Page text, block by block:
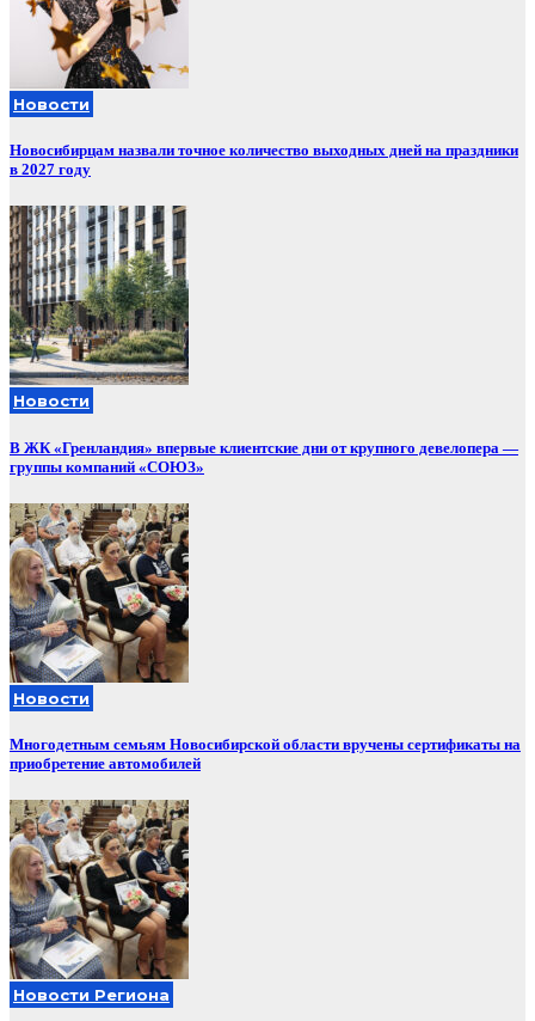
Новости
Новосибирцам назвали точное количество выходных дней на праздники
в 2027 году
Новости
В ЖК «Гренландия» впервые клиентские дни от крупного девелопера —
группы компаний «СОЮЗ»
Новости
Многодетным семьям Новосибирской области вручены сертификаты на
приобретение автомобилей
Новости Региона